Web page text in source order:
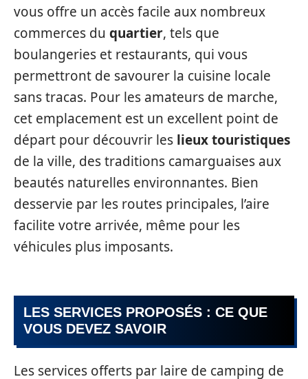
vous offre un accès facile aux nombreux
commerces du quartier, tels que
boulangeries et restaurants, qui vous
permettront de savourer la cuisine locale
sans tracas. Pour les amateurs de marche,
cet emplacement est un excellent point de
départ pour découvrir les lieux touristiques
de la ville, des traditions camarguaises aux
beautés naturelles environnantes. Bien
desservie par les routes principales, l’aire
facilite votre arrivée, même pour les
véhicules plus imposants.
LES SERVICES PROPOSÉS : CE QUE
VOUS DEVEZ SAVOIR
Les services offerts par laire de camping de